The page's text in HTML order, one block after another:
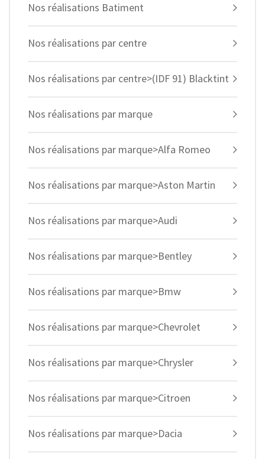
Nos réalisations Batiment
Nos réalisations par centre
Nos réalisations par centre>(IDF 91) Blacktint
Nos réalisations par marque
Nos réalisations par marque>Alfa Romeo
Nos réalisations par marque>Aston Martin
Nos réalisations par marque>Audi
Nos réalisations par marque>Bentley
Nos réalisations par marque>Bmw
Nos réalisations par marque>Chevrolet
Nos réalisations par marque>Chrysler
Nos réalisations par marque>Citroen
Nos réalisations par marque>Dacia